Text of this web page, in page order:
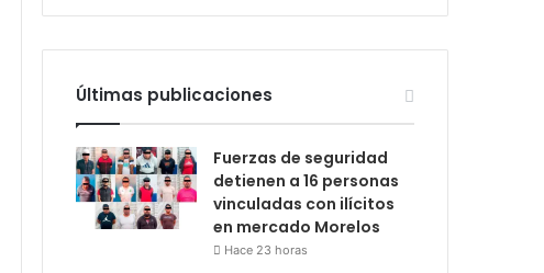
Últimas publicaciones
Fuerzas de seguridad
detienen a 16 personas
vinculadas con ilícitos
en mercado Morelos
Hace 23 horas